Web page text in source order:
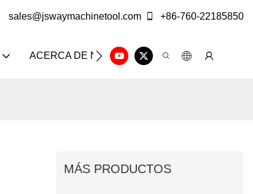
sales@jswaymachinetool.com +86-760-22185850
ACERCA DE NOSOTROS SOLUCIÓN
MÁS PRODUCTOS